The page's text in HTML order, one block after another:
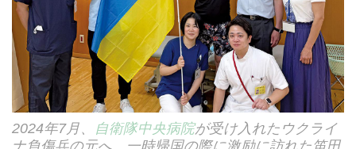
2024年7月、 自衛隊中央病院が受け入れたウクライ
ナ負傷兵の元へ、一時帰国の際に激励に訪れた笛田